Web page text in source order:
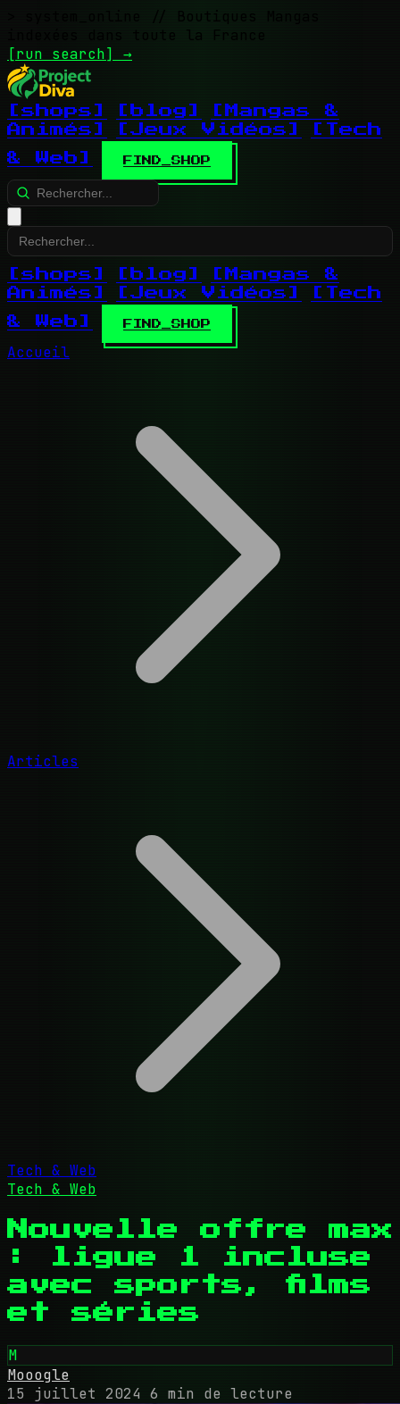
// Boutiques Mangas
indexées dans toute la France
[run search] →
[shops] [blog]
[Mangas &
Animés]
[Jeux Vidéos]
[Tech
& Web]
FIND_SHOP
[shops] [blog]
[Mangas &
Animés]
[Jeux Vidéos]
[Tech
& Web]
FIND_SHOP
Accueil
Articles
Tech & Web
Tech & Web
Nouvelle offre max
: ligue 1 incluse
avec sports, films
et séries
M
Mooogle
15 juillet 2024 6 min de lecture